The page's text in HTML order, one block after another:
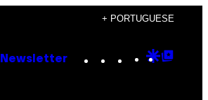
+ PORTUGUESE
Newsletter Instagram
TikTok
YouTube
Google